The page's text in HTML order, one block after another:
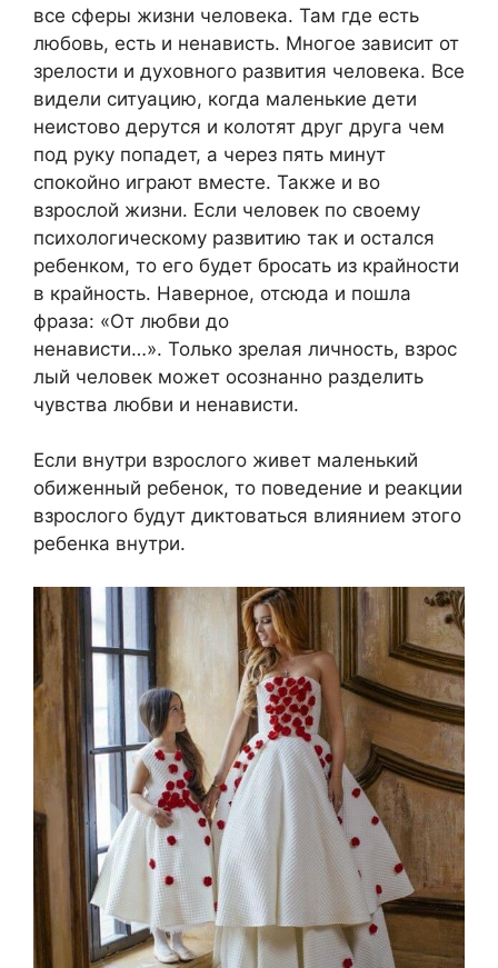
все сферы жизни человека. Там где есть
любовь, есть и ненависть. Многое зависит от
зрелости и духовного развития человека. Все
видели ситуацию, когда маленькие дети
неистово дерутся и колотят друг друга чем
под руку попадет, а через пять минут
спокойно играют вместе. Также и во
взрослой жизни. Если человек по своему
психологическому развитию так и остался
ребенком, то его будет бросать из крайности
в крайность. Наверное, отсюда и пошла
фраза: «От любви до
ненависти…». Только зрелая личность, взрос
лый человек может осознанно разделить
чувства любви и ненависти.
Если внутри взрослого живет маленький
обиженный ребенок, то поведение и реакции
взрослого будут диктоваться влиянием этого
ребенка внутри.